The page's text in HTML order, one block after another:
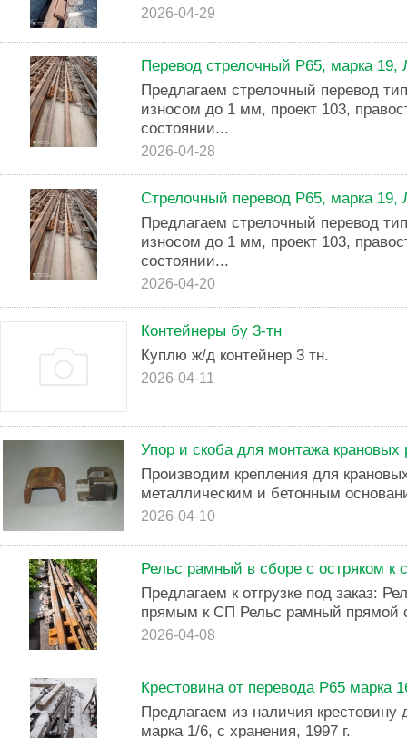
2026-04-29
Перевод стрелочный Р65, марка
Предлагаем стрелочный перевод
износом до 1 мм, проект 103,
состоянии...
2026-04-28
Стрелочный перевод Р65, марка
Предлагаем стрелочный перевод
износом до 1 мм, проект 103,
состоянии...
2026-04-20
Контейнеры бу 3-тн
Куплю ж/д контейнер 3 тн.
2026-04-11
Упор и скоба для монтажа крановых
Производим крепления для
металлическим и бетонным
2026-04-10
Рельс рамный в сборе с остряком к
Предлагаем к отгрузке под заказ:
прямым к СП Рельс рамный прямой
2026-04-08
Крестовина от перевода Р65 марка
Предлагаем из наличия крестовину
марка 1/6, с хранения, 1997 г.